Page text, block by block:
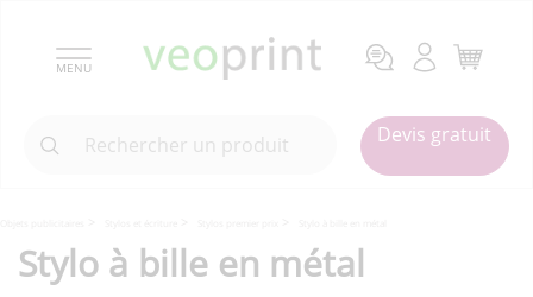
MENU
Devis gratuit
Stylo à bille en métal